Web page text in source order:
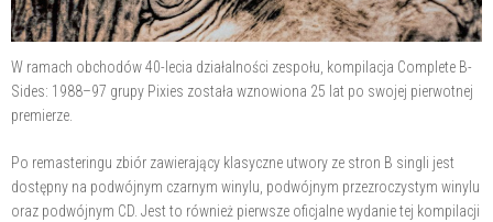
W ramach obchodów 40-lecia działalności zespołu, kompilacja Complete B-
Sides: 1988–97 grupy Pixies została wznowiona 25 lat po swojej pierwotnej
premierze.
Po remasteringu zbiór zawierający klasyczne utwory ze stron B singli jest
dostępny na podwójnym czarnym winylu, podwójnym przezroczystym winylu
oraz podwójnym CD. Jest to również pierwsze oficjalne wydanie tej kompilacji